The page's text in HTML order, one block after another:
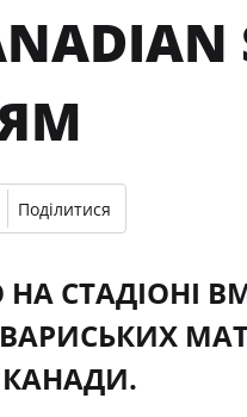
Поділитися
СТАДІОНІ